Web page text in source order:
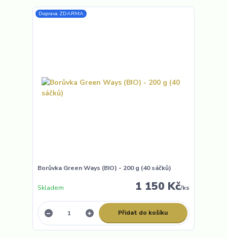
Doprava ZDARMA
Borůvka Green Ways (BIO) - 200 g (40 sáčků)
1 150 Kč/ks
Skladem
Přidat do košíku